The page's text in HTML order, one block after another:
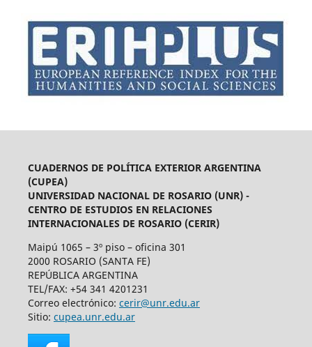
CUADERNOS DE POLÍTICA EXTERIOR ARGENTINA
(CUPEA)
UNIVERSIDAD NACIONAL DE ROSARIO (UNR) -
CENTRO DE ESTUDIOS EN RELACIONES
INTERNACIONALES DE ROSARIO (CERIR)
Maipú 1065 – 3º piso – oficina 301
2000 ROSARIO (SANTA FE)
REPÚBLICA ARGENTINA
TEL/FAX: +54 341 4201231
Correo electrónico: cerir@unr.edu.ar
Sitio: cupea.unr.edu.ar